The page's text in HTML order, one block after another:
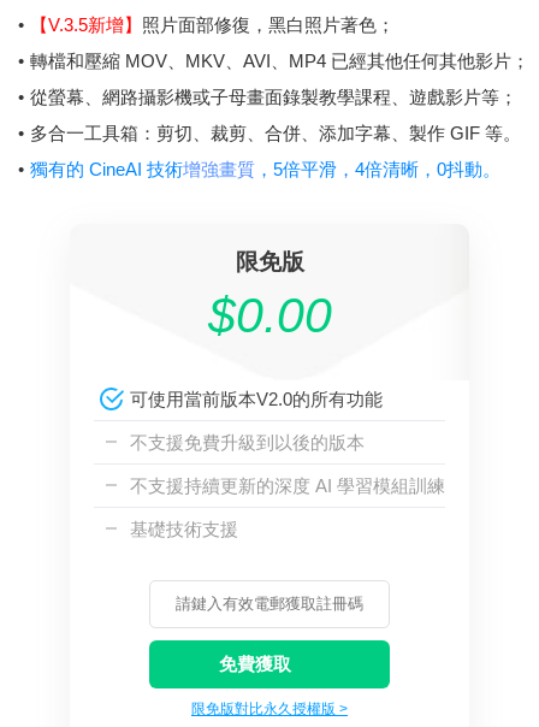
•
【V.3.5新增】 照片面部修復，黑白照片著色；
• 轉檔和壓縮 MOV、MKV、AVI、MP4 已經其他任何其他影片；
• 從螢幕、網路攝影機或子母畫面錄製教學課程、遊戲影片等；
• 多合一工具箱：剪切、裁剪、合併、添加字幕、製作 GIF 等。
• 獨有的 CineAI 技術增強畫質 ，5倍平滑，4倍清晰，0抖動。
限免版
$0.00
可使用當前版本V2.0的所有功能
不支援免費升級到以後的版本
不支援持續更新的深度 AI 學習模組訓練
基礎技術支援
免費獲取
限免版對比永久授權版 >